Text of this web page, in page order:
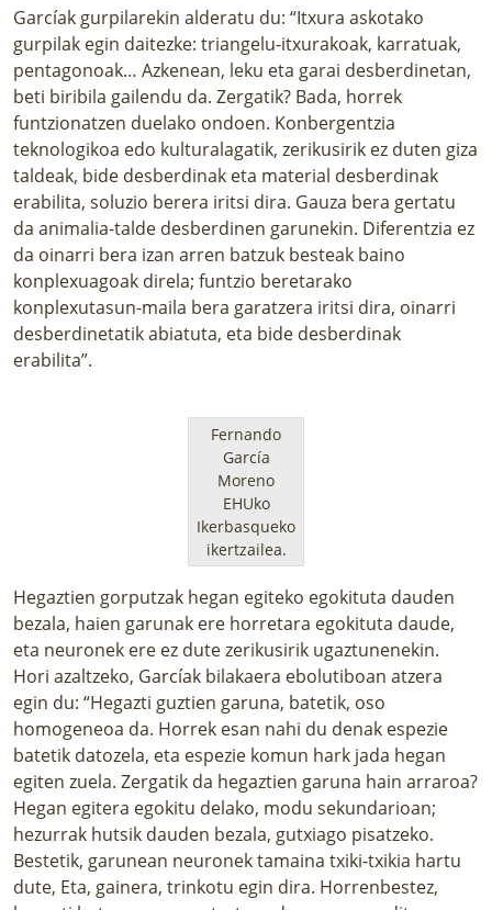
Garcíak gurpilarekin alderatu du: “Itxura askotako
gurpilak egin daitezke: triangelu-itxurakoak, karratuak,
pentagonoak… Azkenean, leku eta garai desberdinetan,
beti biribila gailendu da. Zergatik? Bada, horrek
funtzionatzen duelako ondoen. Konbergentzia
teknologikoa edo kulturalagatik, zerikusirik ez duten giza
taldeak, bide desberdinak eta material desberdinak
erabilita, soluzio berera iritsi dira. Gauza bera gertatu
da animalia-talde desberdinen garunekin. Diferentzia ez
da oinarri bera izan arren batzuk besteak baino
konplexuagoak direla; funtzio beretarako
konplexutasun-maila bera garatzera iritsi dira, oinarri
desberdinetatik abiatuta, eta bide desberdinak
erabilita”.
Fernando
García
Moreno
EHUko
Ikerbasqueko
ikertzailea.
Hegaztien gorputzak hegan egiteko egokituta dauden
bezala, haien garunak ere horretara egokituta daude,
eta neuronek ere ez dute zerikusirik ugaztunenekin.
Hori azaltzeko, Garcíak bilakaera ebolutiboan atzera
egin du: “Hegazti guztien garuna, batetik, oso
homogeneoa da. Horrek esan nahi du denak espezie
batetik datozela, eta espezie komun hark jada hegan
egiten zuela. Zergatik da hegaztien garuna hain arraroa?
Hegan egitera egokitu delako, modu sekundarioan;
hezurrak hutsik dauden bezala, gutxiago pisatzeko.
Bestetik, garunean neuronek tamaina txiki-txikia hartu
dute, Eta, gainera, trinkotu egin dira. Horrenbestez,